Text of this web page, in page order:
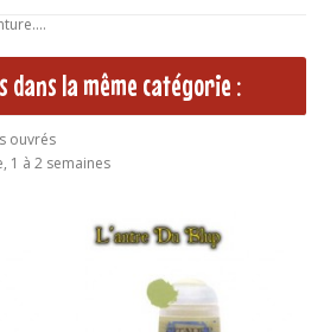
la même catégorie :
ouvrés
1 à 2 semaines